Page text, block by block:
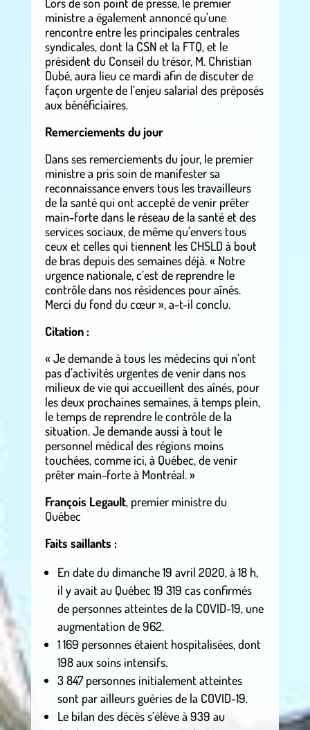
ministre a également annoncé qu’une
rencontre entre les principales centrales
syndicales, dont la CSN et la FTQ, et le
président du Conseil du trésor, M. Christian
Dubé, aura lieu ce mardi afin de discuter de
façon urgente de l’enjeu salarial des préposés
aux bénéficiaires.
Remerciements du jour
Dans ses remerciements du jour, le premier
ministre a pris soin de manifester sa
reconnaissance envers tous les travailleurs
de la santé qui ont accepté de venir prêter
main-forte dans le réseau de la santé et des
services sociaux, de même qu’envers tous
ceux et celles qui tiennent les CHSLD à bout
de bras depuis des semaines déjà. « Notre
urgence nationale, c’est de reprendre le
contrôle dans nos résidences pour aînés.
Merci du fond du cœur », a-t-il conclu.
Citation :
« Je demande à tous les médecins qui n’ont
pas d’activités urgentes de venir dans nos
milieux de vie qui accueillent des aînés, pour
les deux prochaines semaines, à temps plein,
le temps de reprendre le contrôle de la
situation. Je demande aussi à tout le
personnel médical des régions moins
touchées, comme ici, à Québec, de venir
prêter main-forte à Montréal. »
François Legault, premier ministre du
Québec
Faits saillants :
En date du dimanche 19 avril 2020, à 18 h,
il y avait au Québec 19 319 cas confirmés
de personnes atteintes de la COVID-19, une
augmentation de 962.
1 169 personnes étaient hospitalisées, dont
198 aux soins intensifs.
3 847 personnes initialement atteintes
sont par ailleurs guéries de la COVID-19.
Le bilan des décès s’élève à 939 au